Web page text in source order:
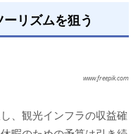
リズムを狙う
www.freepik.com
、観光インフラの収益確